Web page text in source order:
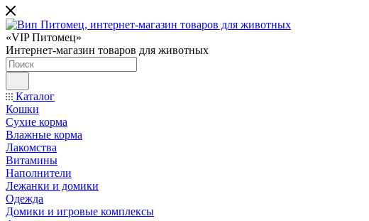
«VIP Питомец»
Интернет-магазин товаров для животных
Каталог
Кошки
Сухие корма
Влажные корма
Лакомства
Витамины
Наполнители
Лежанки и домики
Одежда
Домики и игровые комплексы